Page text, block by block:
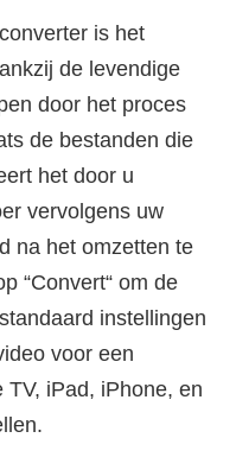
is het
de levendige
door het proces
de bestanden die
het door u
vervolgens uw
na het omzetten te
“Convert“ om de
instellingen
voor een
iPad, iPhone, en